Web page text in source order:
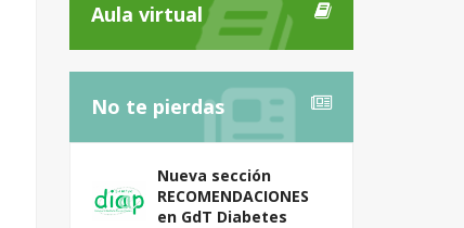
Aula virtual
No te pierdas
Nueva sección
RECOMENDACIONES
en GdT Diabetes